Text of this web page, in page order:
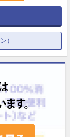
）